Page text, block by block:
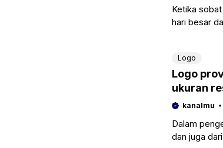
Ketika
hari besar
Logo
Logo
kanalmu
Dalam
dan juga